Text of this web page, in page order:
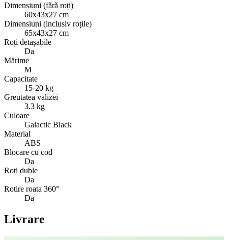
Dimensiuni (fǎrǎ roți)
60x43x27 cm
Dimensiuni (inclusiv roțile)
65x43x27 cm
Roți detașabile
Da
Mărime
M
Capacitate
15-20 kg
Greutatea valizei
3.3 kg
Culoare
Galactic Black
Material
ABS
Blocare cu cod
Da
Roți duble
Da
Rotire roata 360°
Da
Livrare